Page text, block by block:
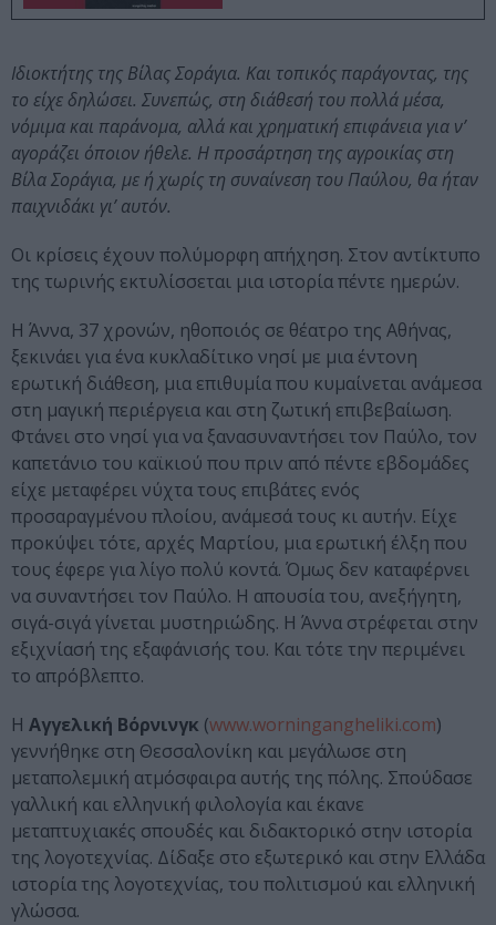
Ιδιοκτήτης της Βίλας Σοράγια. Και τοπικός παράγοντας, της
το είχε δηλώσει. Συνεπώς, στη διάθεσή του πολλά μέσα,
νόμιμα και παράνομα, αλλά και χρηματική επιφάνεια για ν’
αγοράζει όποιον ήθελε. Η προσάρτηση της αγροικίας στη
Βίλα Σοράγια, με ή χωρίς τη συναίνεση του Παύλου, θα ήταν
παιχνιδάκι γι’ αυτόν.
Οι κρίσεις έχουν πολύμορφη απήχηση. Στον αντίκτυπο
της τωρινής εκτυλίσσεται μια ιστορία πέντε ημερών.
Η Άννα, 37 χρονών, ηθοποιός σε θέατρο της Αθήνας,
ξεκινάει για ένα κυκλαδίτικο νησί με μια έντονη
ερωτική διάθεση, μια επιθυμία που κυμαίνεται ανάμεσα
στη μαγική περιέργεια και στη ζωτική επιβεβαίωση.
Φτάνει στο νησί για να ξανασυναντήσει τον Παύλο, τον
καπετάνιο του καϊκιού που πριν από πέντε εβδομάδες
είχε μεταφέρει νύχτα τους επιβάτες ενός
προσαραγμένου πλοίου, ανάμεσά τους κι αυτήν. Είχε
προκύψει τότε, αρχές Μαρτίου, μια ερωτική έλξη που
τους έφερε για λίγο πολύ κοντά. Όμως δεν καταφέρνει
να συναντήσει τον Παύλο. Η απουσία του, ανεξήγητη,
σιγά-σιγά γίνεται μυστηριώδης. Η Άννα στρέφεται στην
εξιχνίασή της εξαφάνισής του. Και τότε την περιμένει
το απρόβλεπτο.
Η Αγγελική Βόρνινγκ (www.worningangheliki.com)
γεννήθηκε στη Θεσσαλονίκη και μεγάλωσε στη
μεταπολεμική ατμόσφαιρα αυτής της πόλης. Σπούδασε
γαλλική και ελληνική φιλολογία και έκανε
μεταπτυχιακές σπουδές και διδακτορικό στην ιστορία
της λογοτεχνίας. Δίδαξε στο εξωτερικό και στην Ελλάδα
ιστορία της λογοτεχνίας, του πολιτισμού και ελληνική
γλώσσα.